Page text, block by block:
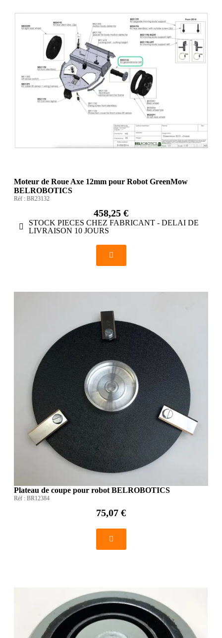
Moteur de Roue Axe 12mm pour Robot GreenMow
BELROBOTICS
Réf : BR23132
458,25 €
STOCK PIECES CHEZ FABRICANT - DELAI DE
LIVRAISON 10 JOURS
Plateau de coupe pour robot BELROBOTICS
Réf : BR12384
75,07 €